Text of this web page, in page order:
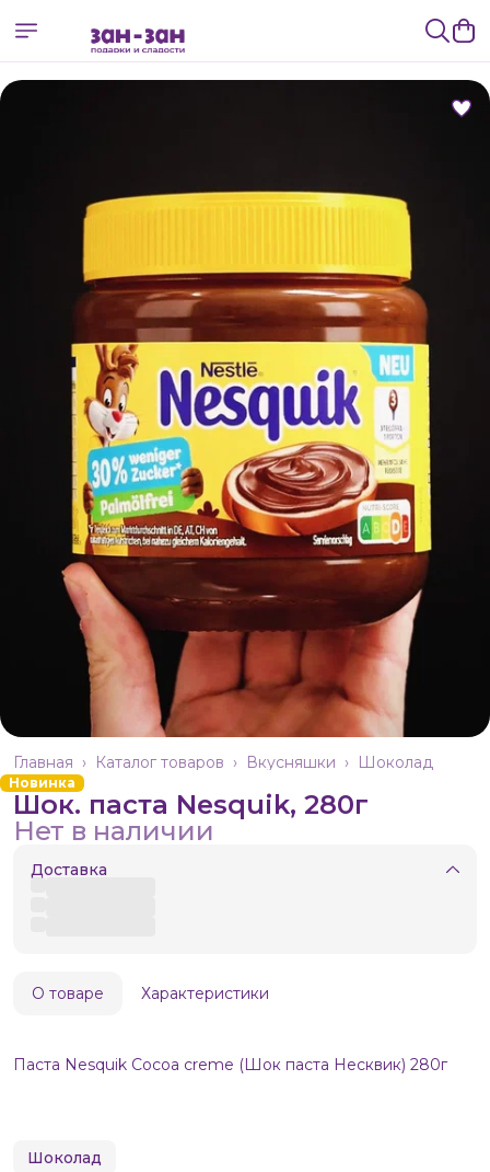
Шоколад
Вкусняшки ›
Каталог товаров ›
Главная ›
Новинка
Шок. паста Nesquik, 280г
Нет в наличии
Доставка
О товаре Характеристики
Паста Nesquik Cocoa creme (Шок паста Несквик) 280г
Шоколад